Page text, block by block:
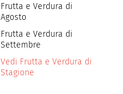
Frutta e Verdura di
Agosto
Frutta e Verdura di
Settembre
Vedi Frutta e Verdura di
Stagione